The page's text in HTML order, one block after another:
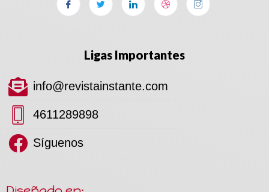
Ligas Importantes
info@revistainstante.com
4611289898
Síguenos